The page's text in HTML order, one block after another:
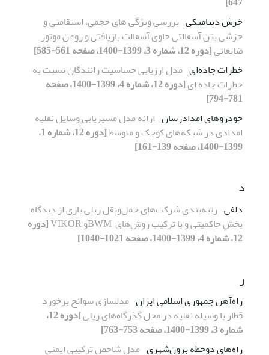
خزش دینامیکی بررسی ویژگی های حجمی، استقامتی و
خزشی بتن آسفالتی حاوی آسفالت بازیافتی و روغن موتور
ضایعاتی[دوره 12، شماره 3، 1399-1400، صفحه 561-585]
خطرات جاده‌ای مدل ارزیابی حساسیت رانندگان نسبت به
خطرات جاده ای
[دوره 12، شماره 4، 1399-1400، صفحه
781-794]
خودروهای امدادرسان ارائه مدل مسیریابی وسایل نقلیه
امدادی در شبکه‌های کوچک و متوسط
[دوره 12، شماره 1،
1399-1400، صفحه 139-161]
د
دلفی رتبه‌بندی شرکت‌های حمل‌ونقل ریلی باری از دیدگاه
بخش حاکمیتی و با ترکیب روش‌های ‌ BWMو VIKOR
[دوره
12، شماره 4، 1399-1400، صفحه 1021-1040]
ر
راه‌آهن جمهوری اسلامی ایران مدلسازی سوانح برخورد
قطار با وسیله نقلیه در محل گذرگاه‌های ریلی
[دوره 12،
شماره 3، 1399-1400، صفحه 753-763]
راه‌های دوخطه برون‌شهری مدل شاخص ترکیبی ایمنی